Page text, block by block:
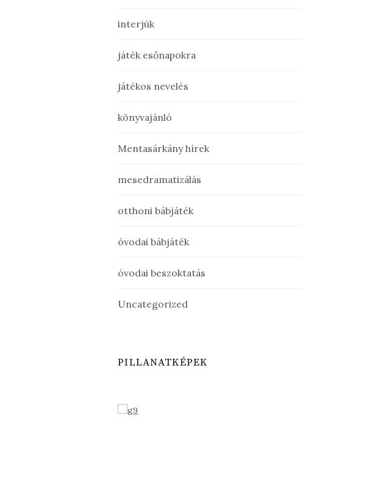
interjúk
játék esőnapokra
játékos nevelés
könyvajánló
Mentasárkány hírek
mesedramatizálás
otthoni bábjáték
óvodai bábjáték
óvodai beszoktatás
Uncategorized
PILLANATKÉPEK